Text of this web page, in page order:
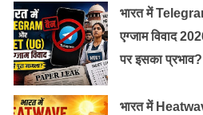
Old Random Post
आप बिना कुछ खर्च
जानिए कैसे !
भारत में
एग्जाम विवाद
पर इसका प्रभाव?
भारत में